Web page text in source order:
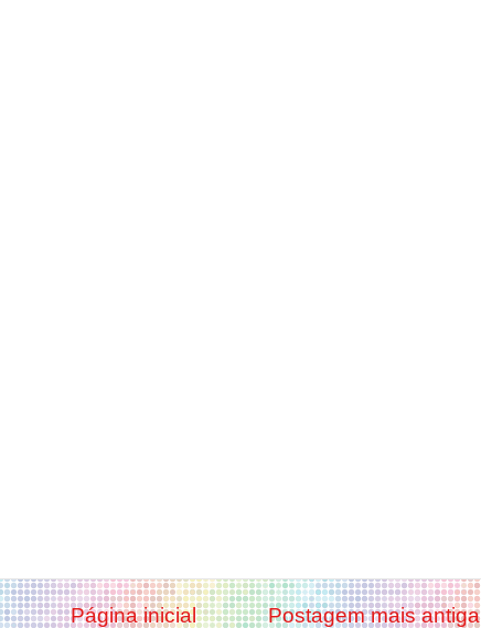
Postagem mais antiga
Página inicial